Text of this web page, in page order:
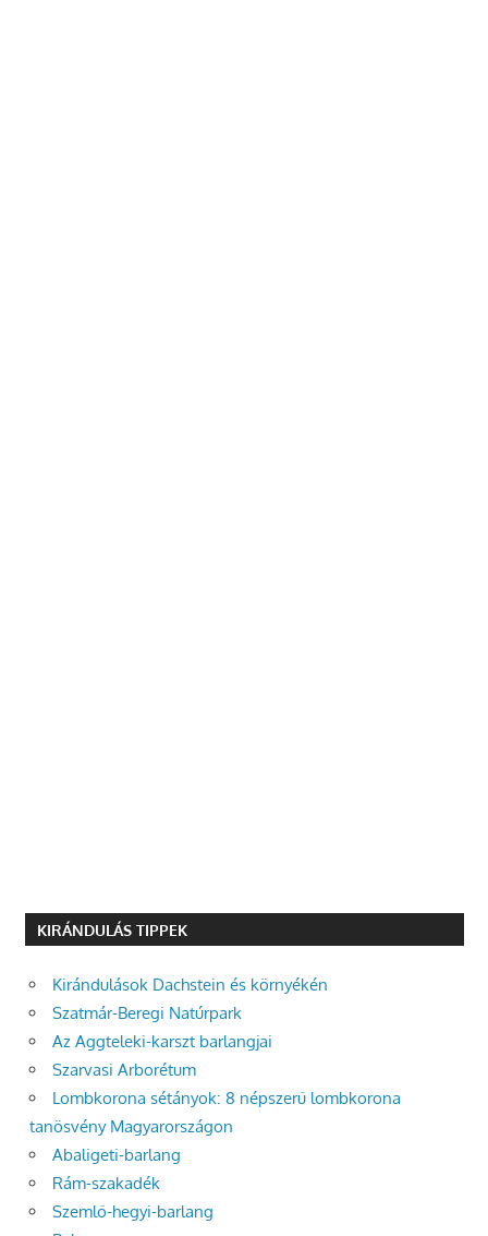
KIRÁNDULÁS TIPPEK
Kirándulások Dachstein és környékén
Szatmár-Beregi Natúrpark
Az Aggteleki-karszt barlangjai
Szarvasi Arborétum
Lombkorona sétányok: 8 népszerű lombkorona
tanösvény Magyarországon
Abaligeti-barlang
Rám-szakadék
Szemlő-hegyi-barlang